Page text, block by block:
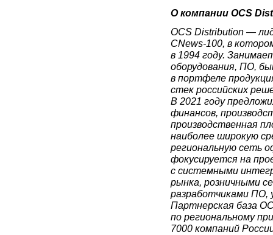
О компании OCS
OCS Distribution —
CNews-100, в
в 1994 году.
оборудования, ПО,
в портфеле
стек российских
В 2021 году
финансов,
производственная
наиболее широкую
региональную сеть
фокусируется на
с системными
рынка, розничными
разработчиками ПО,
Партнерская база
по региональному
7000 компаний